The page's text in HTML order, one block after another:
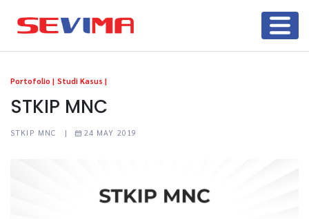
Portofolio | Studi Kasus |
STKIP MNC
STKIP MNC | 24 MAY 2019